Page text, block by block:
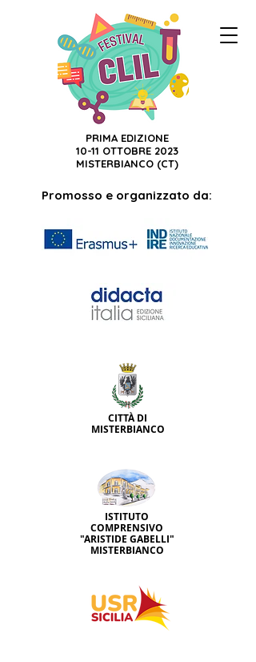
PRIMA EDIZIONE
10-11 OTTOBRE 2023
MISTERBIANCO (CT)
CITTÀ DI
MISTERBIANCO
ISTITUTO
COMPRENSIVO
"ARISTIDE GABELLI"
MISTERBIANCO
Promosso e organizzato da: